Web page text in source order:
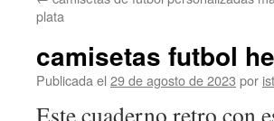
plata
camisetas futbol
Publicada el 29 de agosto de 2023 por
Este cuaderno retro con